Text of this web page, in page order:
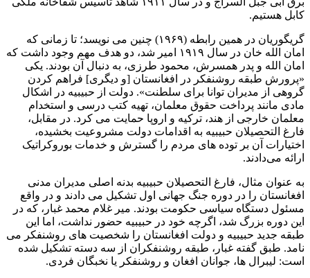
کابل هستیم.
گریگوریان در همین رابطه (۱۹۶۹) چنین می نویسد؛ تا زمانی که
امان الله خان در سال ۱۹۱۹ امیر شد، دو هدف مهم وجود داشت که
امان الله و پدر همسرش، محمود طرزی، به دنبال آن بودند. یکی
«پرورش طبقه روشنفکر در افغانستان [و دیگری] فراهم کردن
گروهی از مدیران توانا برای سلطنت». دولت از حبیبیه در اشکال
مادی مانند پرداخت حقوق معلمان، تهیه کتب درسی و استخدام
معلمان خارجی از هند، ترکیه و اروپا حمایت می کرد. در مقابل،
فارغ ‌التحصیلان حبیبیه به اقدامات دولت‌ مشروعیت بخشیده،
اختیارات آن بر توده ‌های مردم را گسترش و خدمات بوروکراتیک
ارائه می‌دادند.
به عنوان مثال، فارغ التحصیلان حبیبیه بدنه اصلی مدیران مدنی
افغانستان را در دوره جنگ جهانی اول تشکیل می دادند و در واقع
مسئول دستگاه سیاسی حکومت بودند. میر غلام محمد غبار، که در
این دوره بزرگ شد، اگرچه خود در حبیبیه حضور نداشت، اما این
طبقه جدید حبیبیه و دولت افغانستان را شخصیت های روشنفکر می
نامد. طبق گفته غبار، طبقه روشنفکران از سه دسته تشکیل شده
است: لیبرال ها، جوانان افغان و روشنفکر یا نخبگان فردی.